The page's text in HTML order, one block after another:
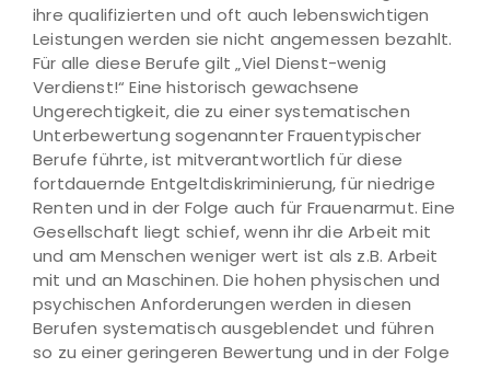
ihre qualifizierten und oft auch lebenswichtigen
Leistungen werden sie nicht angemessen bezahlt.
Für alle diese Berufe gilt „Viel Dienst-wenig
Verdienst!“ Eine historisch gewachsene
Ungerechtigkeit, die zu einer systematischen
Unterbewertung sogenannter Frauentypischer
Berufe führte, ist mitverantwortlich für diese
fortdauernde Entgeltdiskriminierung, für niedrige
Renten und in der Folge auch für Frauenarmut. Eine
Gesellschaft liegt schief, wenn ihr die Arbeit mit
und am Menschen weniger wert ist als z.B. Arbeit
mit und an Maschinen. Die hohen physischen und
psychischen Anforderungen werden in diesen
Berufen systematisch ausgeblendet und führen
so zu einer geringeren Bewertung und in der Folge